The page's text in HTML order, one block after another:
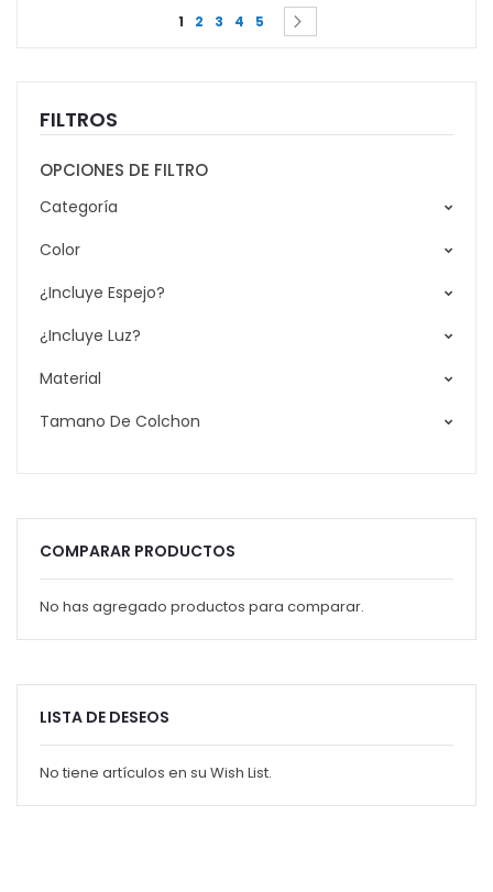
Page
You're currently reading page
1 Page
2 Page
3 Page
4 Page
5 Page
FILTROS
OPCIONES DE FILTRO
Categoría
Color
¿Incluye Espejo?
¿Incluye Luz?
Material
Tamano De Colchon
COMPARAR PRODUCTOS
No has agregado productos para comparar.
LISTA DE DESEOS
No tiene artículos en su Wish List.